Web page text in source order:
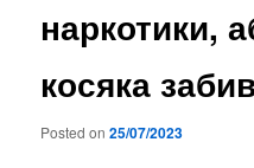
наркотики,
косяка
Posted on25/07/2023